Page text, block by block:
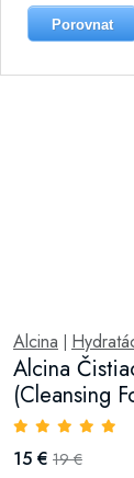
Porovnat
Alcina
Alcina
(Cleansing
15 € 19 €